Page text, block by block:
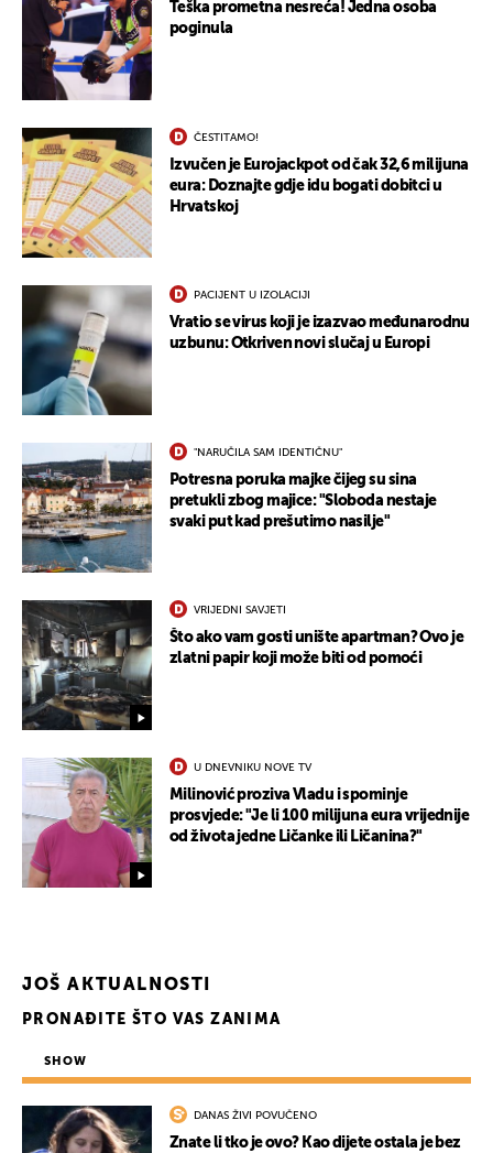
Teška prometna nesreća! Jedna osoba
poginula
ČESTITAMO!
Izvučen je Eurojackpot od čak 32,6 milijuna
eura: Doznajte gdje idu bogati dobitci u
Hrvatskoj
PACIJENT U IZOLACIJI
Vratio se virus koji je izazvao međunarodnu
uzbunu: Otkriven novi slučaj u Europi
"NARUČILA SAM IDENTIČNU"
Potresna poruka majke čijeg su sina
pretukli zbog majice: "Sloboda nestaje
svaki put kad prešutimo nasilje"
VRIJEDNI SAVJETI
Što ako vam gosti unište apartman? Ovo je
zlatni papir koji može biti od pomoći
U DNEVNIKU NOVE TV
Milinović proziva Vladu i spominje
prosvjede: "Je li 100 milijuna eura vrijednije
od života jedne Ličanke ili Ličanina?"
JOŠ AKTUALNOSTI
PRONAĐITE ŠTO VAS ZANIMA
SHOW
DANAS ŽIVI POVUČENO
Znate li tko je ovo? Kao dijete ostala je bez
UKLJUČITE NOTIFIKACIJE